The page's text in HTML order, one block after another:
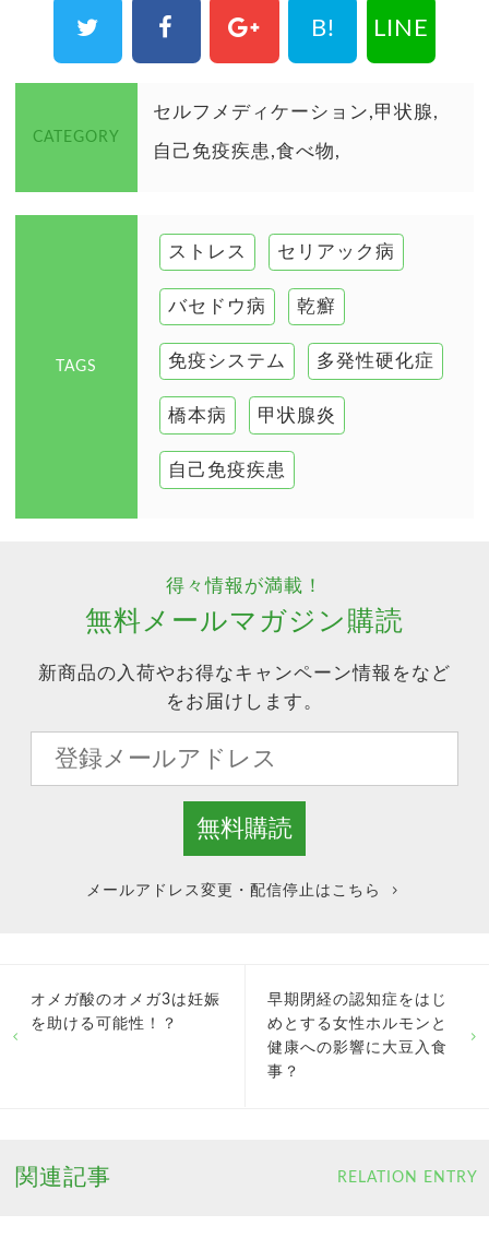
B! LINE
CATEGORY
セルフメディケーション 甲状腺
自己免疫疾患 食べ物
TAGS
ストレス セリアック病
バセドウ病 乾癬
免疫システム 多発性硬化症
橋本病 甲状腺炎
自己免疫疾患
得々情報が満載！
無料メールマガジン購読
新商品の入荷やお得なキャンペーン情報をなど
をお届けします。
メールアドレス変更・配信停止はこちら
オメガ酸のオメガ3は妊娠
を助ける可能性！？
早期閉経の認知症をはじ
めとする女性ホルモンと
健康への影響に大豆入食
事？
関連記事 RELATION ENTRY